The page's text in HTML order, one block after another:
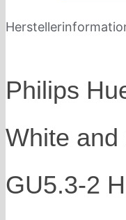
Philips
White and
GU5.3-2